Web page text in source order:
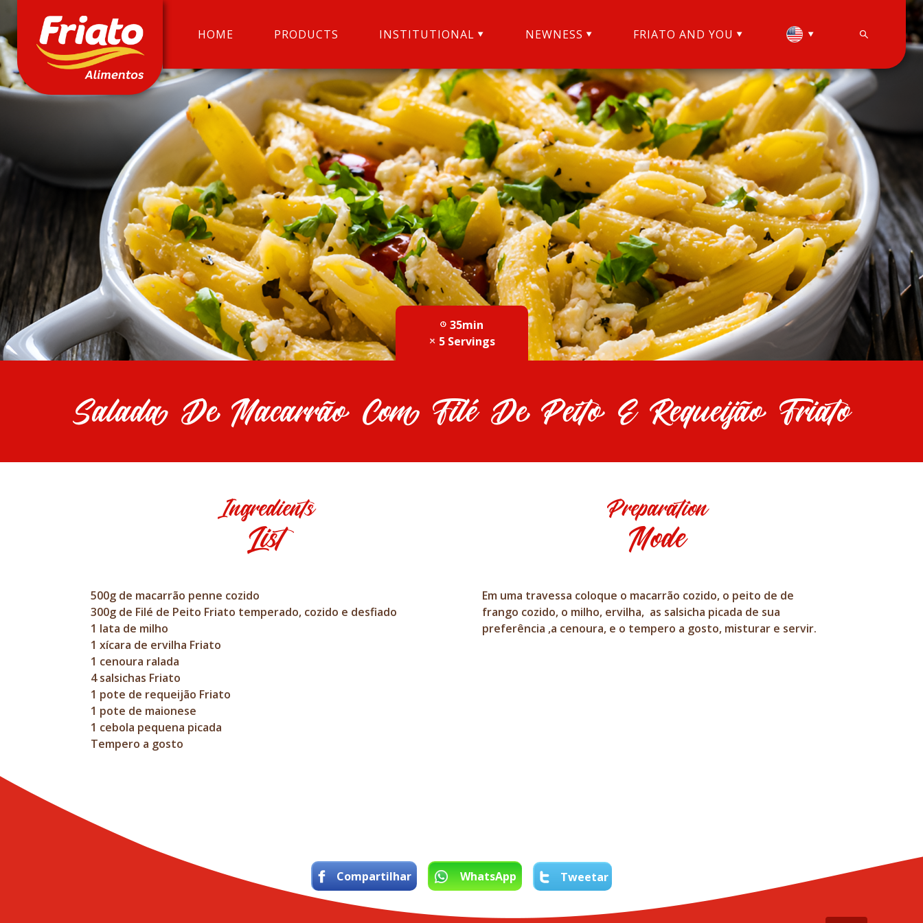
HOME PRODUCTS INSTITUTIONAL NEWNESS FRIATO AND YOU
35min
5 Servings
Salada De Macarrão Com Filé De Peito E Requeijão Friato
Ingredients
List
500g de macarrão penne cozido
300g de Filé de Peito Friato temperado, cozido e desfiado
1 lata de milho
1 xícara de ervilha Friato
1 cenoura ralada
4 salsichas Friato
1 pote de requeijão Friato
1 pote de maionese
1 cebola pequena picada
Tempero a gosto
Preparation
Mode
Em uma travessa coloque o macarrão cozido, o peito de de
frango cozido, o milho, ervilha, as salsicha picada de sua
preferência ,a cenoura, e o tempero a gosto, misturar e servir.
Compartilhar WhatsApp Tweetar